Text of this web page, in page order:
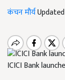
कंचन मौर्य
ICICI Bank